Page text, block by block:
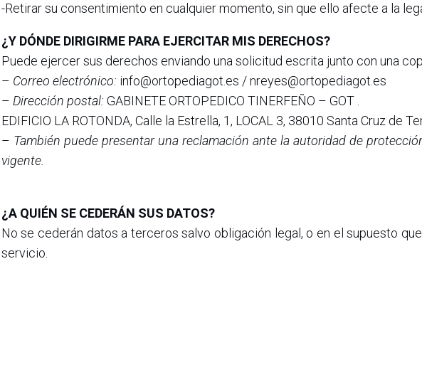
-Retirar su consentimiento en cualquier momento, sin que ello afecte a la
¿Y DÓNDE DIRIGIRME PARA EJERCITAR MIS DERECHOS?
Puede ejercer sus derechos enviando una solicitud escrita junto con una
– Correo electrónico: info@ortopediagot.es / nreyes@ortopediagot.es
– Dirección postal: GABINETE ORTOPEDICO TINERFEÑO – GOT .
EDIFICIO LA ROTONDA, Calle la Estrella, 1, LOCAL 3, 38010 Santa Cruz de
– También puede presentar una reclamación ante la autoridad de
vigente.
¿A QUIÉN SE CEDERÁN SUS DATOS?
No se cederán datos a terceros salvo obligación legal, o en el supuesto
servicio.